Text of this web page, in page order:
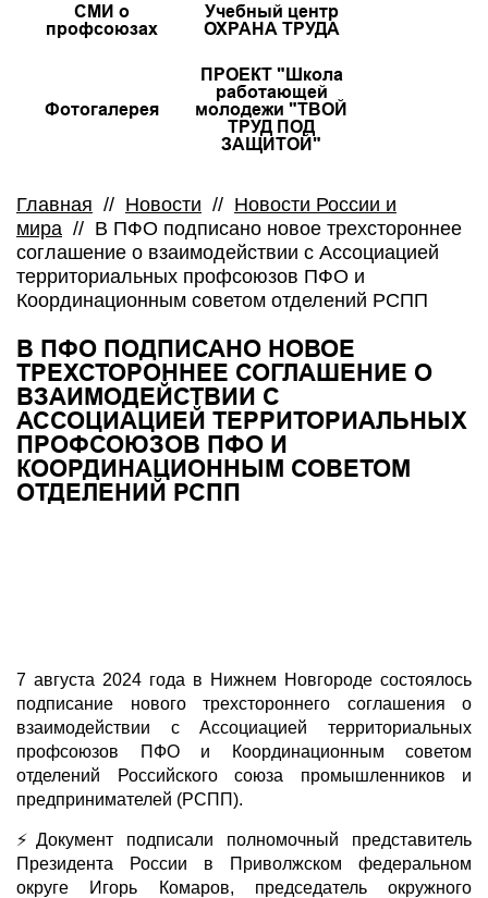
СМИ о
профсоюзах
Учебный центр
ОХРАНА ТРУДА
Фотогалерея
ПРОЕКТ "Школа
работающей
молодежи "ТВОЙ
ТРУД ПОД
ЗАЩИТОЙ"
Главная // Новости // Новости России и
мира // В ПФО подписано новое трехстороннее
соглашение о взаимодействии с Ассоциацией
территориальных профсоюзов ПФО и
Координационным советом отделений РСПП
В ПФО ПОДПИСАНО НОВОЕ
ТРЕХСТОРОННЕЕ СОГЛАШЕНИЕ О
ВЗАИМОДЕЙСТВИИ С
АССОЦИАЦИЕЙ ТЕРРИТОРИАЛЬНЫХ
ПРОФСОЮЗОВ ПФО И
КООРДИНАЦИОННЫМ СОВЕТОМ
ОТДЕЛЕНИЙ РСПП
7 августа 2024 года в Нижнем Новгороде состоялось
подписание нового трехстороннего соглашения о
взаимодействии с Ассоциацией территориальных
профсоюзов ПФО и Координационным советом
отделений Российского союза промышленников и
предпринимателей (РСПП).
⚡Документ подписали полномочный представитель
Президента России в Приволжском федеральном
округе Игорь Комаров, председатель окружного